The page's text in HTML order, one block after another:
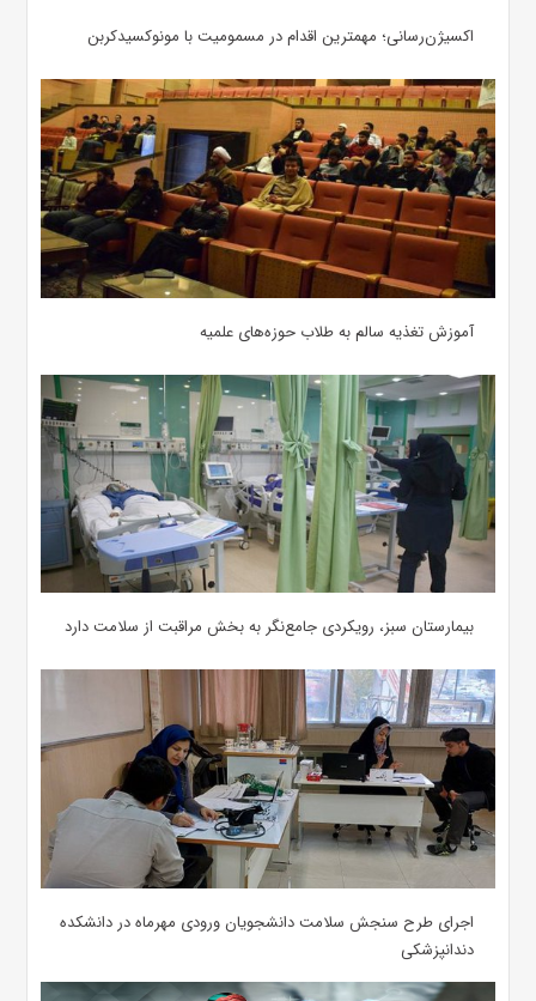
اکسیژن‌رسانی؛ مهمترین اقدام در مسمومیت با مونوکسیدکربن
آموزش تغذیه سالم به طلاب حوزه‌های علمیه
بیمارستان سبز، رویکردی جامع‌نگر به بخش مراقبت از سلامت دارد
اجرای طرح سنجش سلامت دانشجویان ورودی مهرماه در دانشکده
دندانپزشکی